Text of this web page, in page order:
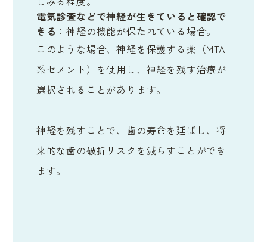
電気診査などで神経が生きていると確認で
きる ：神経の機能が保たれている場合。
このような場合、神経を保護する薬（MTA
系セメント）を使用し、神経を残す治療が
選択されることがあります。
神経を残すことで、歯の寿命を延ばし、将
来的な歯の破折リスクを減らすことができ
ます。